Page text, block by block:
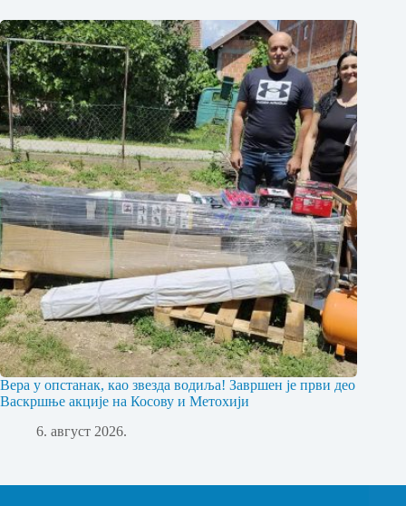
Вера у опстанак, као звезда водиља! Завршен је први део
Васкршње акције на Косову и Метохији
6. август 2026.